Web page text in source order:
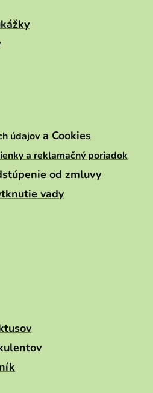
údajov a Cookies
a reklamačný poriadok
od zmluvy
vady